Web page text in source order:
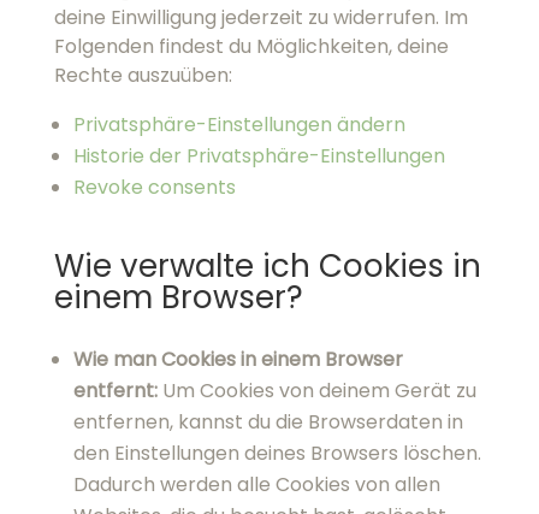
Wie verwalte ich Cookies in
einem Browser?
Wie man Cookies in einem Browser
entfernt:Um Cookies von deinem Gerät zu
entfernen, kannst du die Browserdaten in
Websites, die du besucht hast, gelöscht,
möglicherweise auch die gespeicherten
einigen Browsern kannst du nur die Cookies
und ähnliche Daten löschen, ohne den
gesamten Browserverlauf zu löschen.
Wie du Cookies in einem Browser
kontrollierst:Wenn du eine genauere